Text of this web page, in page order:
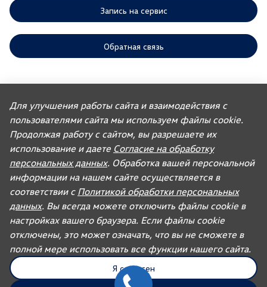
Запись на сервис
Обратная связь
предусмотренных законодательством РФ, по удовлетворению
требований покупателей автомобилей, ранее изготовленных или
импортированных ООО «ФОЛЬКСВАГЕН Груп Рус». Учитывая это, ООО
«АГР» не несет ответственности за качество автомобилей,
импортированных с других рынков третьими лицами, а также за их
соответствие установленным в Российской Федерации обязательным
требованиям и не обязано по законодательству РФ удовлетворять
требования, связанные с недостатками качества таких автомобилей.
При покупке автомобиля рекомендуем требовать от продавца
документ, в котором должна содержаться информация об импортере
данного автомобиля.
Для автомобилей бренда дилерское предприятие осуществляет
продажу запасных частей и организацию послепродажного
обслуживания.
© 2026, AGR Automotive Group. UDP Auto
Правовая информация
Для улучшения работы сайта и взаимодействия с
пользователями сайта мы используем файлы cookie.
Продолжая работу с сайтом, вы разрешаете их
использование и даете Согласие на обработку
персональных данных. Обработка вашей персональной
информации на нашем сайте осуществляется в
соответствии с Политикой обработки персональных
данных. Вы всегда можете отключить файлы cookie в
настройках вашего браузера. Если файлы cookie
отключены, это может означать, что вы не сможете в
полной мере использовать все функции нашего сайта.
Я согласен